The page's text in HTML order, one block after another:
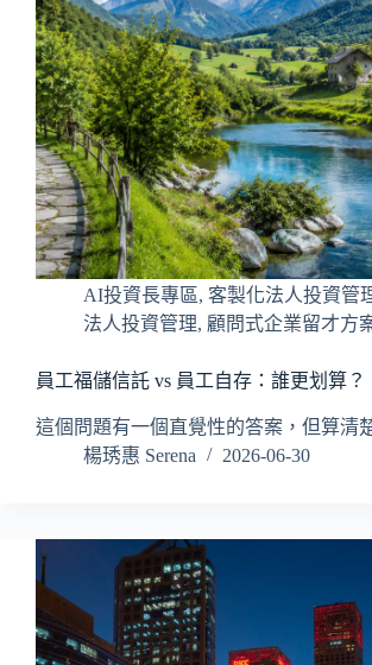
AI投資長專區, 客製化法人投資管
法人投資管理, 顧問式企業留才方
員工福儲信託 vs 員工自存：誰更划算？
這個問題有一個直覺性的答案，但算清
楊琇惠 Serena
2026-06-30